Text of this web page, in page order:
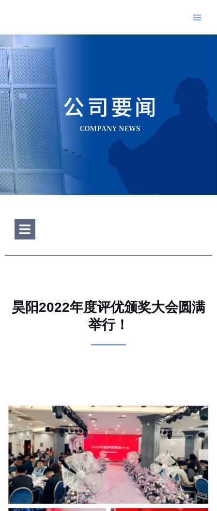
容
Hamburger Toggle Menu
昊阳2022年度评优颁奖大会圆满
举行！
navigation